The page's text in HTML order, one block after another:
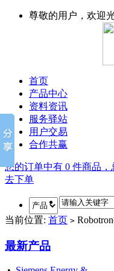
尊敬的用户，欢迎
首页
产品中心
资料资讯
服务驿站
用户交易
合作共赢
您的订单中有 0 件商品，
去下单
当前位置: 首页 >
最新产品